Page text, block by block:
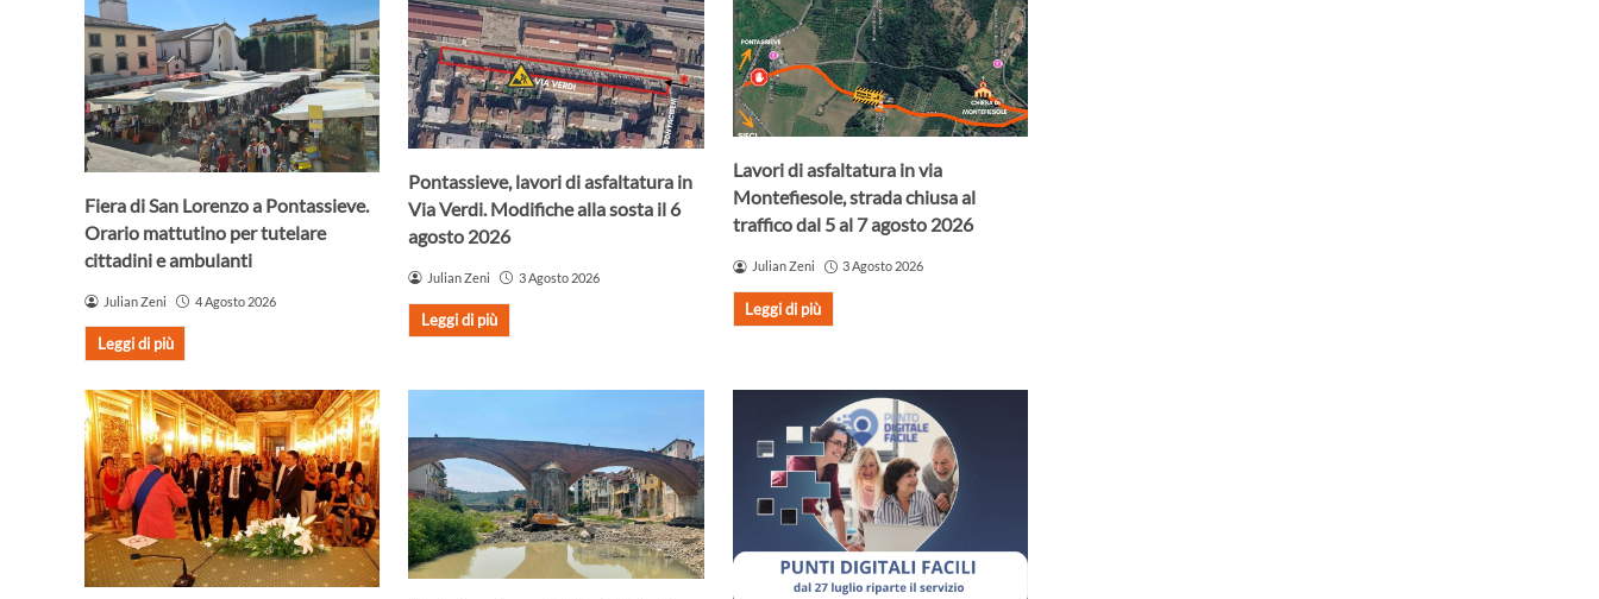
Fiera di San Lorenzo a Pontassieve.
Orario mattutino per tutelare
cittadini e ambulanti
Julian Zeni 4 Agosto 2026
Leggi di più
Pontassieve, lavori di asfaltatura in
Via Verdi. Modifiche alla sosta il 6
agosto 2026
Julian Zeni 3 Agosto 2026
Leggi di più
Lavori di asfaltatura in via
Montefiesole, strada chiusa al
traffico dal 5 al 7 agosto 2026
Julian Zeni 3 Agosto 2026
Leggi di più